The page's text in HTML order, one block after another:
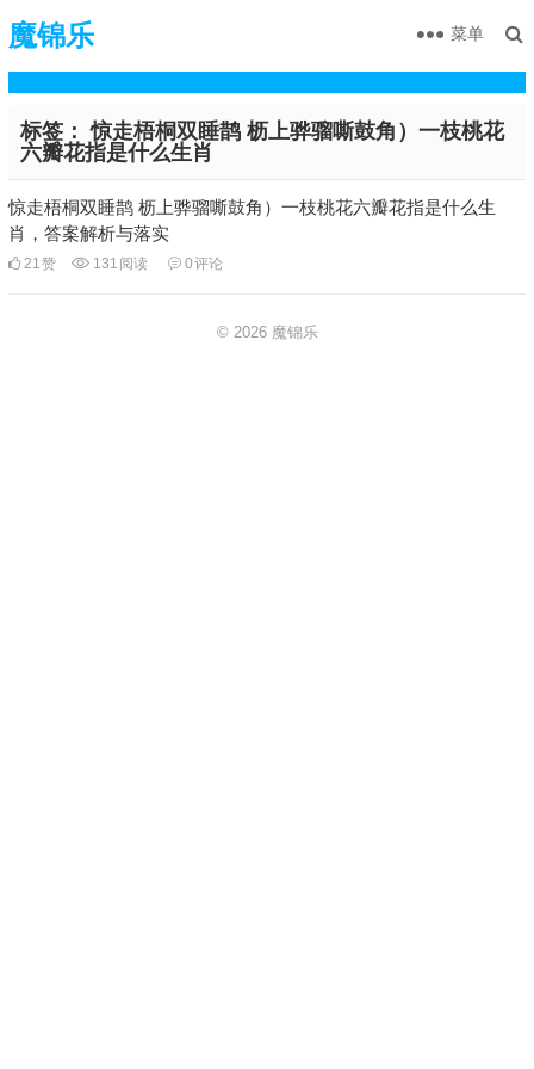
魔锦乐 菜单
标签：惊走梧桐双睡鹊 枥上骅骝嘶鼓角）一枝桃花
六瓣花指是什么生肖
惊走梧桐双睡鹊 枥上骅骝嘶鼓角）一枝桃花六瓣花指是什么生
肖，答案解析与落实
21赞 131 阅读 0评论
© 2026 魔锦乐